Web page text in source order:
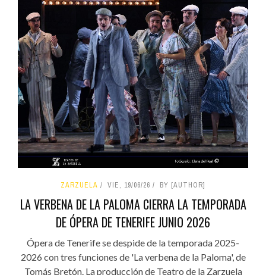
ZARZUELA VIE, 19/06/26 BY [AUTHOR]
LA VERBENA DE LA PALOMA CIERRA LA TEMPORADA
DE ÓPERA DE TENERIFE JUNIO 2026
Ópera de Tenerife se despide de la temporada 2025-
2026 con tres funciones de 'La verbena de la Paloma', de
Tomás Bretón. La producción de Teatro de la Zarzuela